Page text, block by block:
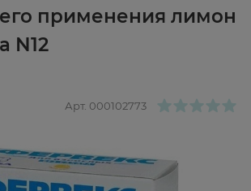
применения лимон
N12
Арт. 000102773